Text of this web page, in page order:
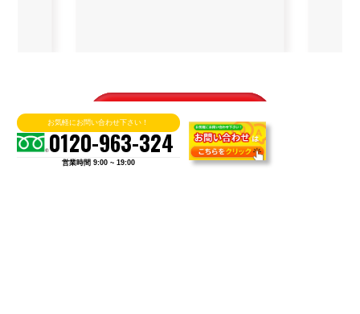
施工実績をもっと見る
お気軽にお問い合わせ下さい！
0120-963-324
営業時間 9:00 ~ 19:00